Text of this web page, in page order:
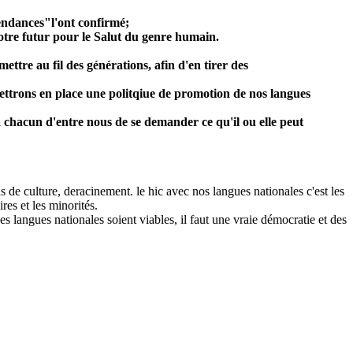
confirmé;
futur pour le Salut du genre humain.
au fil des générations, afin d'en tirer des
en place une politqiue de promotion de nos langues
d'entre nous de se demander ce qu'il ou elle peut
culture, deracinement. le hic avec nos langues nationales c'est les
et les minorités.
langues nationales soient viables, il faut une vraie démocratie et des